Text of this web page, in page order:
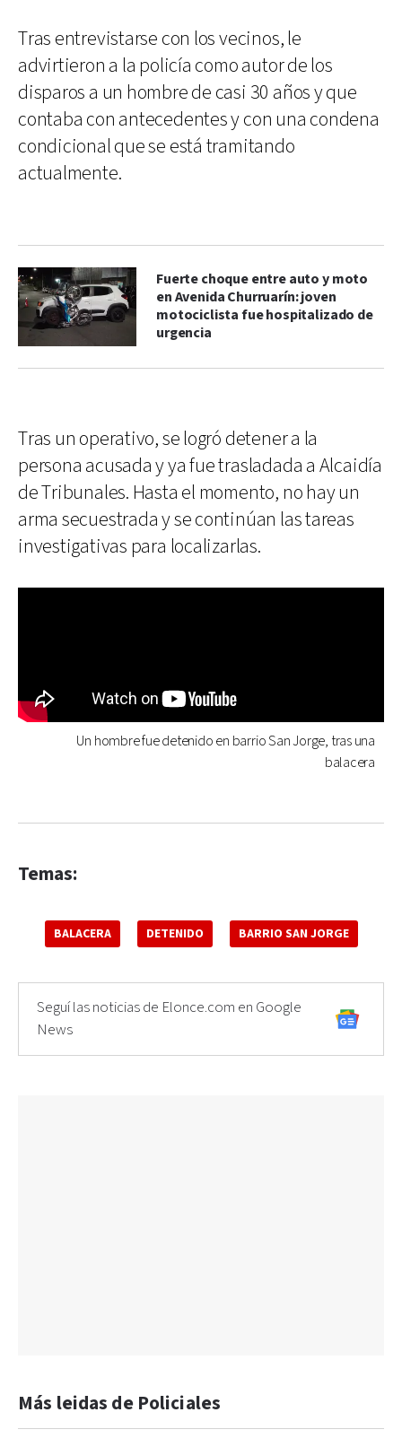
Tras entrevistarse con los vecinos, le
advirtieron a la policía como autor de los
disparos a un hombre de casi 30 años y que
contaba con antecedentes y con una condena
condicional que se está tramitando
actualmente.
Fuerte choque entre auto y moto
en Avenida Churruarín: joven
motociclista fue hospitalizado de
urgencia
Tras un operativo, se logró detener a la
persona acusada y ya fue trasladada a Alcaidía
de Tribunales. Hasta el momento, no hay un
arma secuestrada y se continúan las tareas
investigativas para localizarlas.
Un hombre fue detenido en barrio San Jorge, tras una
balacera
Temas:
BALACERA DETENIDO BARRIO SAN JORGE
Seguí las noticias de Elonce.com en Google
News
Más leidas de Policiales